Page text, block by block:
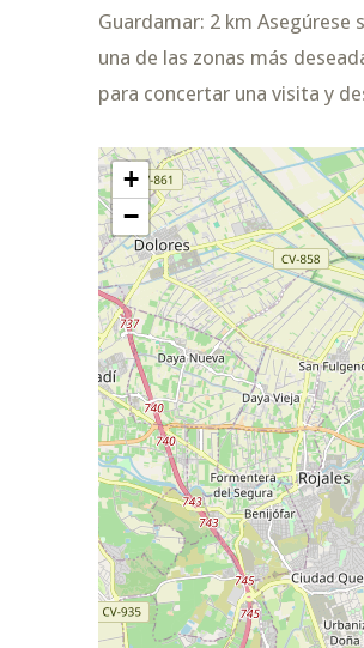
Guardamar: 2 km Asegúrese
una de las zonas más
para concertar una visita y
+
−